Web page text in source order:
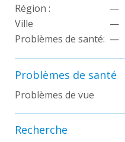
Région :
—
Ville
—
Problèmes de santé: —
Problèmes de santé
Problèmes de vue
Recherche